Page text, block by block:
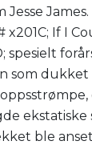
James.
x201C; If I
spesielt
som dukket
ekstatiske
ble